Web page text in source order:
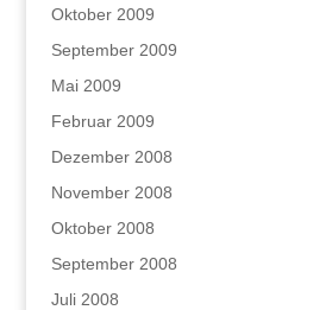
Oktober 2009
September 2009
Mai 2009
Februar 2009
Dezember 2008
November 2008
Oktober 2008
September 2008
Juli 2008